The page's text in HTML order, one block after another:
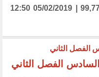
مشاهدات: 132,993 | تحميلات: 99,779 | 05/02/2019 12:50
الفصل الثاني